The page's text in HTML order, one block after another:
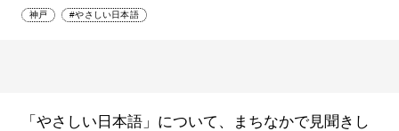
神戸 #やさしい日本語
「やさしい日本語」について、まちなかで見聞きし